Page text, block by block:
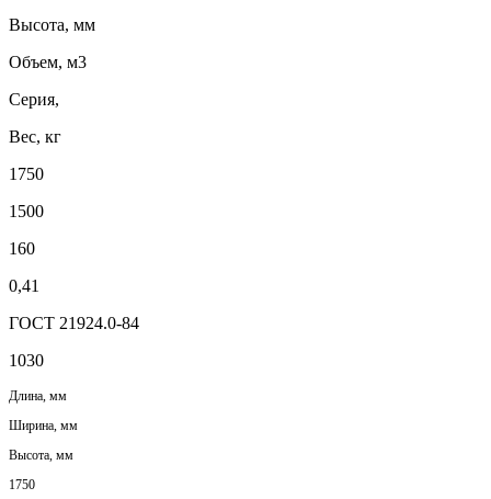
Высота, мм
Объем, м3
Серия,
Вес, кг
1750
1500
160
0,41
ГОСТ 21924.0-84
1030
Длина, мм
Ширина, мм
Высота, мм
1750